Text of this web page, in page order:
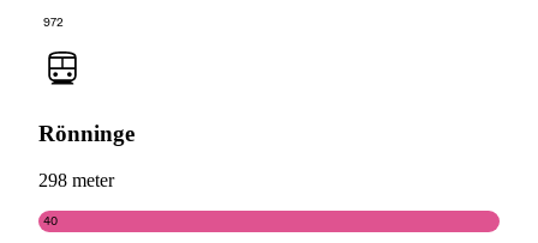
972
Rönninge
298 meter
40